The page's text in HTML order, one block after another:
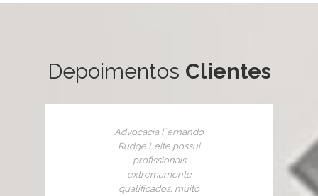
Depoimentos Clientes
Advocacia Fernando
Rudge Leite possui
profissionais
extremamente
qualificados, muito